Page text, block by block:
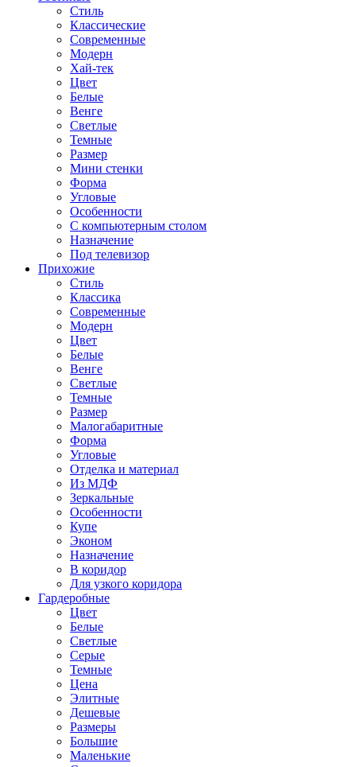
Стиль
Классические
Современные
Модерн
Хай-тек
Цвет
Белые
Венге
Светлые
Темные
Размер
Мини стенки
Форма
Угловые
Особенности
С компьютерным столом
Назначение
Под телевизор
Прихожие
Стиль
Классика
Современные
Модерн
Цвет
Белые
Венге
Светлые
Темные
Размер
Малогабаритные
Форма
Угловые
Отделка и материал
Из МДФ
Зеркальные
Особенности
Купе
Эконом
Назначение
В коридор
Для узкого коридора
Гардеробные
Цвет
Белые
Светлые
Серые
Темные
Цена
Элитные
Дешевые
Размеры
Большие
Маленькие